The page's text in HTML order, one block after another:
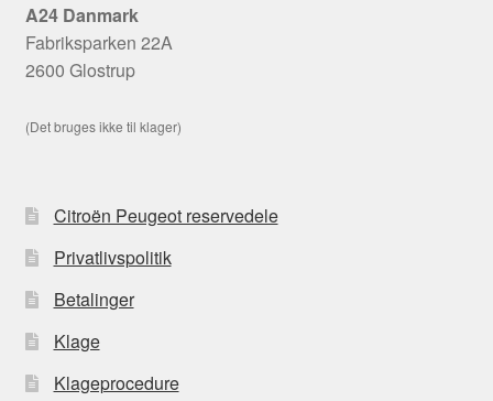
A24 Danmark
Fabriksparken 22A
2600 Glostrup
(Det bruges ikke til klager)
Citroën Peugeot reservedele
Privatlivspolitik
Betalinger
Klage
Klageprocedure